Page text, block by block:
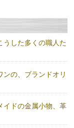
うした多くの職人た
の、ブランドオリ
イドの金属小物、革